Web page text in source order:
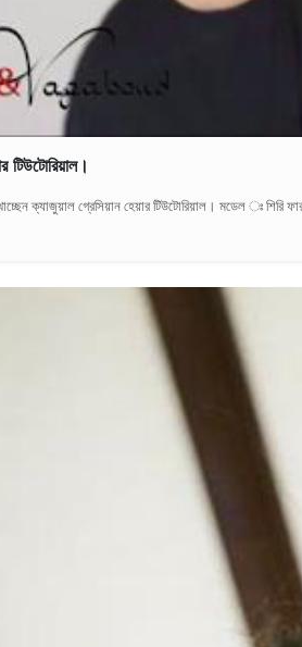
টিউটোরিয়াল।
দেখাচ্ছেন ক্যাজুয়াল গ্রেসিয়ান হেয়ার টিউটোরিয়াল।